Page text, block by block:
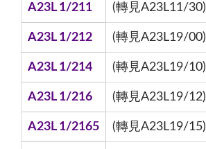
A23L 1/211 (轉見A23L11/30)
A23L 1/212 (轉見A23L19/00)
A23L 1/214 (轉見A23L19/10)
A23L 1/216 (轉見A23L19/12)
A23L 1/2165 (轉見A23L19/15)